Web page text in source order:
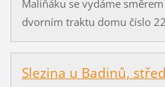
Maliňáku se vydáme
dvorním traktu domu číslo
Slezina u Badinů,